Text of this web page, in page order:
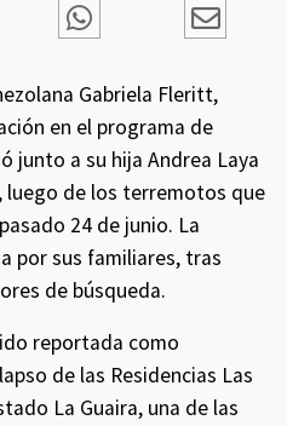
Gabriela Fleritt,
en el programa de
junto a su hija Andrea Laya
luego de los terremotos que
24 de junio. La
por sus familiares, tras
de búsqueda.
reportada como
de las Residencias Las
La Guaira, una de las